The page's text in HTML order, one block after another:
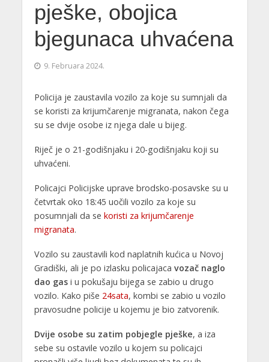
pješke, obojica
bjegunaca uhvaćena
9. Februara 2024.
Policija je zaustavila vozilo za koje su sumnjali da
se koristi za krijumčarenje migranata, nakon čega
su se dvije osobe iz njega dale u bijeg.
Riječ je o 21-godišnjaku i 20-godišnjaku koji su
uhvaćeni.
Policajci Policijske uprave brodsko-posavske su u
četvrtak oko 18:45 uočili vozilo za koje su
posumnjali da se koristi za krijumčarenje
migranata.
Vozilo su zaustavili kod naplatnih kućica u Novoj
Gradiški, ali je po izlasku policajaca vozač naglo
dao gasi u pokušaju bijega se zabio u drugo
vozilo. Kako piše 24sata, kombi se zabio u vozilo
pravosudne policije u kojemu je bio zatvorenik.
Dvije osobe su zatim pobjegle pješke, a iza
sebe su ostavile vozilo u kojem su policajci